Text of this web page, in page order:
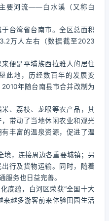
要河流——白水溪（又称白
台湾省台南市。全区总面积
万人左右（数据截至2023
便是平埔族西拉雅人的居住
此地，历经数百年的发展变
年随台南县市合并改制为
、荔枝、龙眼等农产品，其
带动了当地休闲农业和观光
丰富的温泉资源，促进了温
境，连接周边各重要城镇；另
行及货物运输。同时，随着
服务也日益完善。
底蕴，白河区荣获“全国十大
来越多游客前来体验田园生活